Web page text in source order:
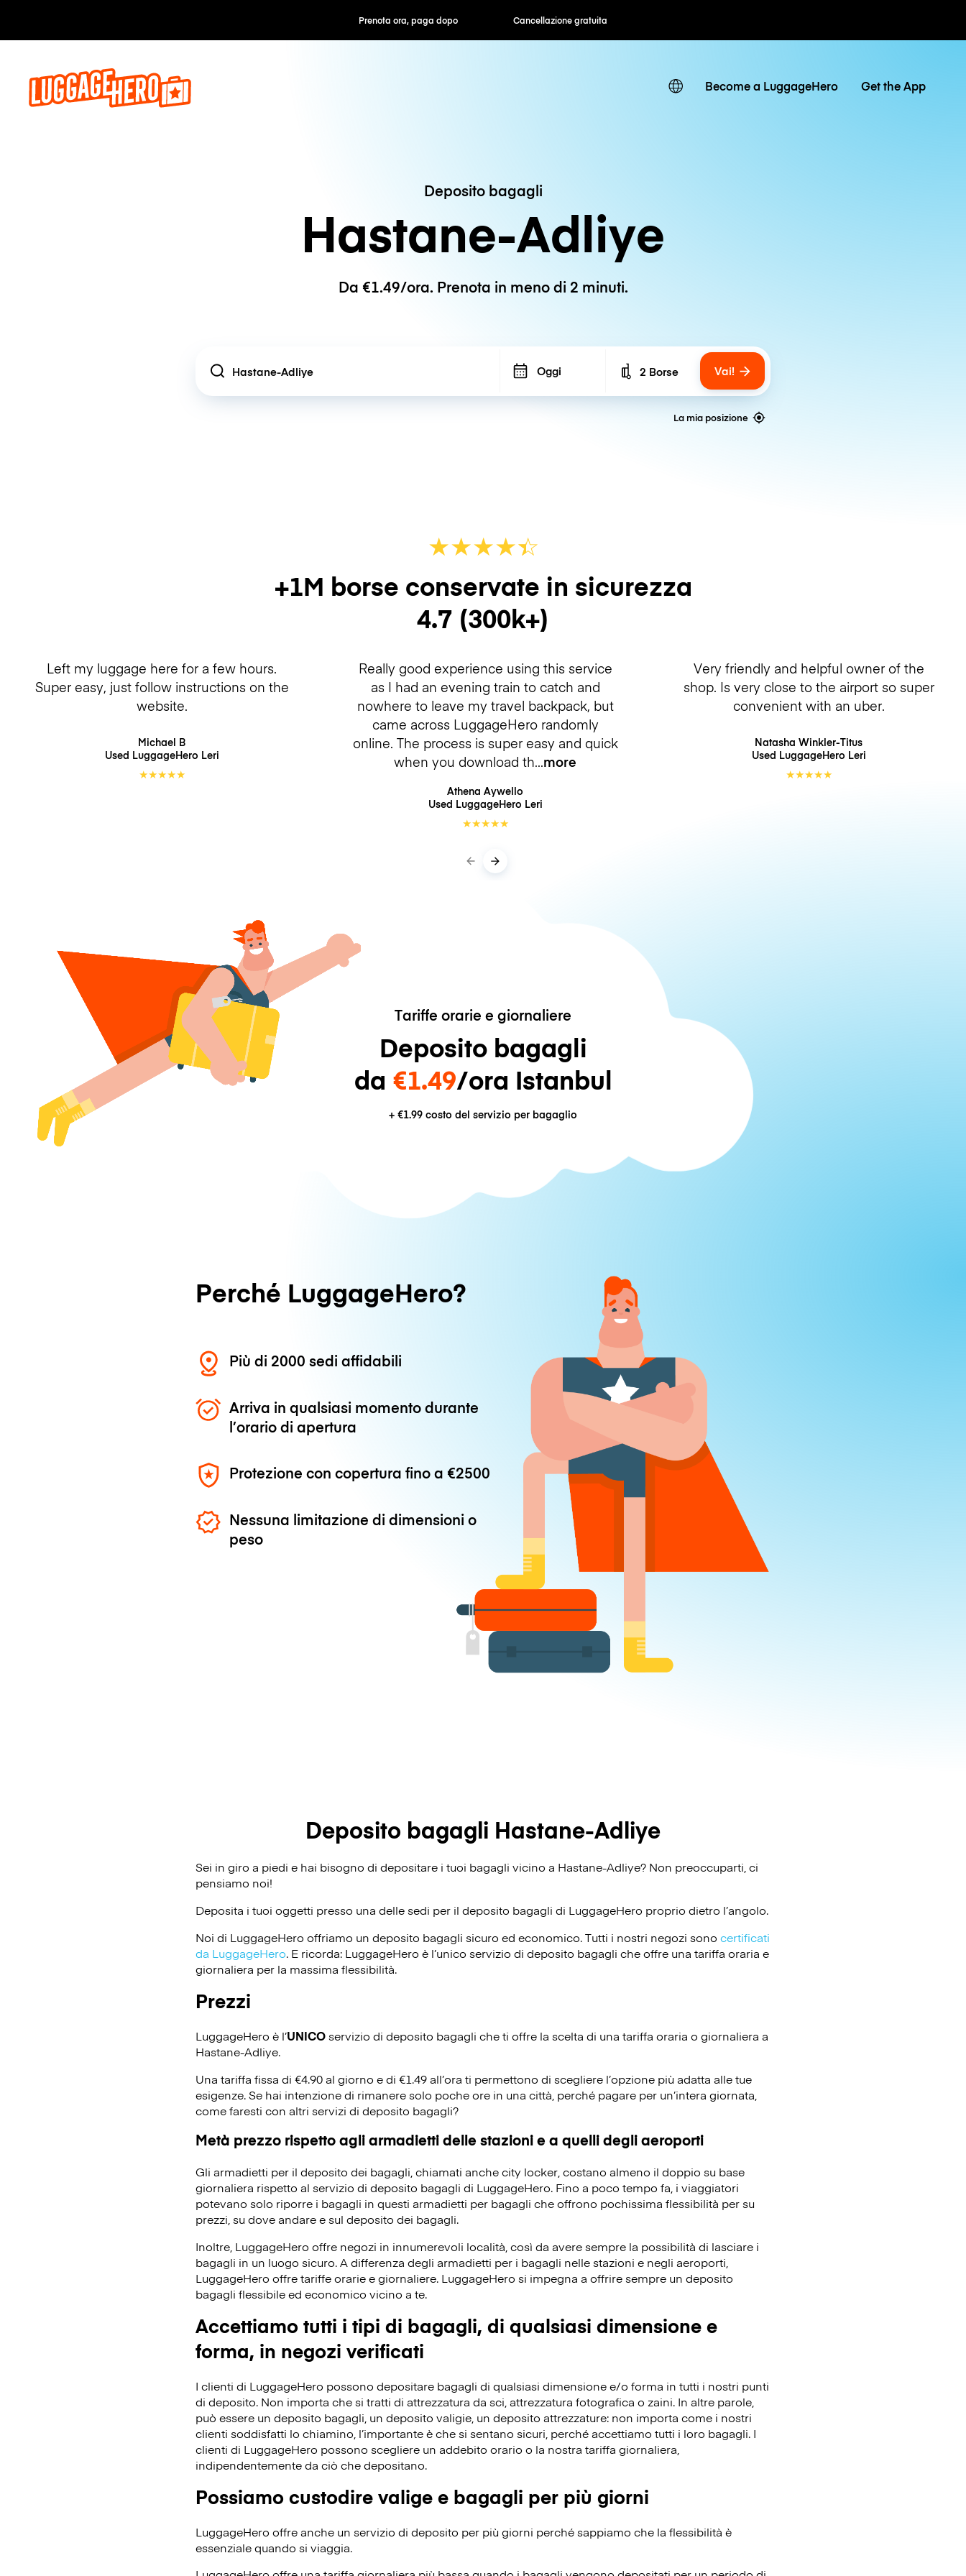
Prenota ora, paga dopo Cancellazione gratuita Tariffe orarie / giornaliere
Become a LuggageHero Get the App
Deposito bagagli
Hastane-Adliye
Da €1.49/ora. Prenota in meno di 2 minuti.
Location Oggi Number of bags
2 Borse Vai!
La mia posizione
★★★★☆
★
+1M borse conservate in sicurezza
4.7 (300k+)
Left my luggage here for a few hours.
Super easy, just follow instructions on the
website.
Michael B
Used LuggageHero Leri
★★★★★
Really good experience using this service
as I had an evening train to catch and
nowhere to leave my travel backpack, but
came across LuggageHero randomly
online. The process is super easy and quick
when you download th more
Athena Aywello
Used LuggageHero Leri
★★★★★
Very friendly and helpful owner of the
shop. Is very close to the airport so super
convenient with an uber.
Natasha Winkler-Titus
Used LuggageHero Leri
★★★★★
Tariffe orarie e giornaliere
Deposito bagagli
da €1.49/ora Istanbul
+ €1.99 costo del servizio per bagaglio
Perché LuggageHero?
Più di 2000 sedi affidabili
Arriva in qualsiasi momento durante
l’orario di apertura
Protezione con copertura fino a €2500
Nessuna limitazione di dimensioni o
peso
Deposito bagagli Hastane-Adliye
Sei in giro a piedi e hai bisogno di depositare i tuoi bagagli vicino a Hastane-Adliye? Non preoccuparti, ci
pensiamo noi!
Deposita i tuoi oggetti presso una delle sedi per il deposito bagagli di LuggageHero proprio dietro l’angolo.
Noi di LuggageHero offriamo un deposito bagagli sicuro ed economico. Tutti i nostri negozi sono certificati
da LuggageHero. E ricorda: LuggageHero è l’unico servizio di deposito bagagli che offre una tariffa oraria e
giornaliera per la massima flessibilità.
Prezzi
LuggageHero è l’UNICOservizio di deposito bagagli che ti offre la scelta di una tariffa oraria o giornaliera a
Hastane-Adliye.
Una tariffa fissa di €4.90 al giorno e di €1.49 all’ora ti permettono di scegliere l’opzione più adatta alle tue
esigenze. Se hai intenzione di rimanere solo poche ore in una città, perché pagare per un’intera giornata,
come faresti con altri servizi di deposito bagagli?
Metà prezzo rispetto agli armadietti delle stazioni e a quelli degli aeroporti
Gli armadietti per il deposito dei bagagli, chiamati anche city locker, costano almeno il doppio su base
giornaliera rispetto al servizio di deposito bagagli di LuggageHero. Fino a poco tempo fa, i viaggiatori
potevano solo riporre i bagagli in questi armadietti per bagagli che offrono pochissima flessibilità per su
prezzi, su dove andare e sul deposito dei bagagli.
Inoltre, LuggageHero offre negozi in innumerevoli località, così da avere sempre la possibilità di lasciare i
bagagli in un luogo sicuro. A differenza degli armadietti per i bagagli nelle stazioni e negli aeroporti,
LuggageHero offre tariffe orarie e giornaliere. LuggageHero si impegna a offrire sempre un deposito
bagagli flessibile ed economico vicino a te.
Accettiamo tutti i tipi di bagagli, di qualsiasi dimensione e
forma, in negozi verificati
I clienti di LuggageHero possono depositare bagagli di qualsiasi dimensione e/o forma in tutti i nostri punti
di deposito. Non importa che si tratti di attrezzatura da sci, attrezzatura fotografica o zaini. In altre parole,
può essere un deposito bagagli, un deposito valigie, un deposito attrezzature: non importa come i nostri
clienti soddisfatti lo chiamino, l’importante è che si sentano sicuri, perché accettiamo tutti i loro bagagli. I
clienti di LuggageHero possono scegliere un addebito orario o la nostra tariffa giornaliera,
indipendentemente da ciò che depositano.
Possiamo custodire valige e bagagli per più giorni
LuggageHero offre anche un servizio di deposito per più giorni perché sappiamo che la flessibilità è
essenziale quando si viaggia.